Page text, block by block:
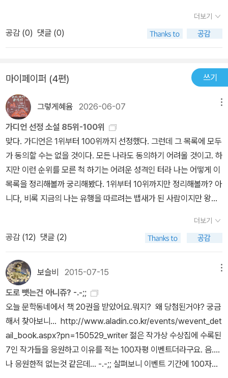
문장은 ‘미국 소설 최고의 마지막 문장 100선’에 선정되었다.더보기
공감 (0) 댓글 (0)
마이페이퍼 (4편) 쓰기
그렇게혜윰 2026-06-07
가디언 선정 소설 85위-100위
맞다. 가디언은 1위부터 100위까지 선정했다. 그런데 그 목록에 모두
가 동의할 수는 없을 것이다. 모든 나라도 동의하기 어려울 것이고. 하
지만 이런 순위를 모른 척 하기는 어려운 성격인 터라 나는 어떻게 이
목록을 정리해볼까 궁리해봤다. 1위부터 10위까지만 정리해볼까? 아
니다, 비록 지금의 나는 유행을 따르려는 뱁새가 된 사람이지만 왕년
부터 10위라는 목록은 달갑지 않다. 그럼 내가 읽은 책만 골라볼까?
아,,,, 기억력이 미천하다. 그래서 생각한 것이 85위부터 100위까지
의 목록이다. 일단 앞에서부터 보라고 하면 일부러 뒤부터 눈길을 주
던 나의 성격에 맞기도 하고 85위부터 하면, 85위인 한강 작가의 책
을 1위에 올려놓을 수 있으니까? 이건 뭐 정신승리도 아니고 사춘기
궤변도 아니지만 남을 괴롭히는 자유가 아니니 그냥 내 맘대로 하련
다. 그리하여 1위는 <채식주의자>사실, 이 책을 읽기 전 몇 권의 한강
작가 소설을 읽었는데 <소년이 온다>는 엉엉 울면서 읽었지만 <그대
차가운 손>은 도무지 소화가 어려워 알라딘에 팔기까지 했다. 이후
용기내어 <채식주의자>를 읽고는, 난해하지만 어쩐지 공감이 가서
애껴뒀었다. 어쩌면 이 책이 한강작가를 말하는 책이 아닐까 막연하
더보기
공감 (12) 댓글 (2)
보슬비 2015-07-15
도로 뺏는건 아니쥬? -.-;;
오늘 문학동네에서 책 20권을 받았어요.뭐지? 왜 당첨된거야? 궁금
해서 찾아보니... http://www.aladin.co.kr/events/wevent_det
ail_book.aspx?pn=150529_writer 젊은 작가상 수상집에 수록된
7인 작가들을 응원하고 이유를 적는 100자평 이벤트더라구요. 음....
나 응원한적 없는것 같은데... -.-;; 살펴보니 이벤트 기간에 100자평